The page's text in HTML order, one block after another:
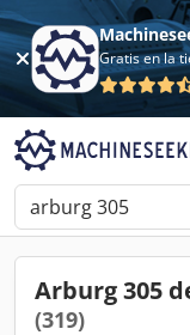
Arburg 305
(319)